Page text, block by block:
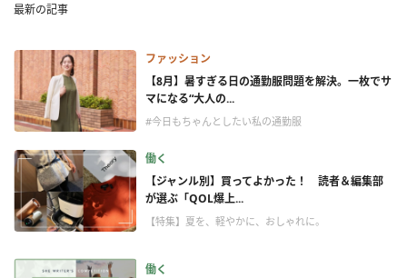
最新の記事
ファッション
【8月】暑すぎる日の通勤服問題を解決。一枚でサ
マになる“大人の...
#今日もちゃんとしたい私の通勤服
働く
【ジャンル別】買ってよかった！ 読者＆編集部
が選ぶ「QOL爆上...
【特集】夏を、軽やかに、おしゃれに。
働く